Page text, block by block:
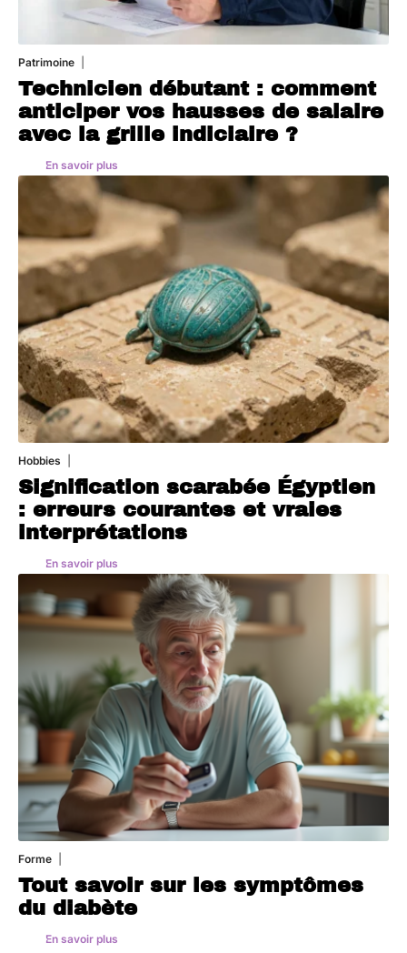
Patrimoine
Technicien débutant : comment
anticiper vos hausses de salaire
avec la grille indiciaire ?
En savoir plus
Hobbies
Signification scarabée Égyptien
: erreurs courantes et vraies
interprétations
En savoir plus
Forme
Tout savoir sur les symptômes
du diabète
En savoir plus